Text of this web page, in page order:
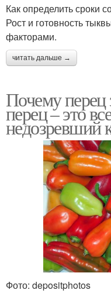
Как определить сроки
Рост и готовность
факторами.
читать дальше →
Почему
перец – это
недозревший
Фото: depositphotos